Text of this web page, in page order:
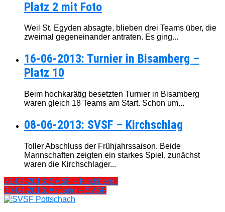
Platz 2 mit Foto
Weil St. Egyden absagte, blieben drei Teams über, die
zweimal gegeneinander antraten. Es ging...
16-06-2013: Turnier in Bisamberg –
Platz 10
Beim hochkarätig besetzten Turnier in Bisamberg
waren gleich 18 Teams am Start. Schon um...
08-06-2013: SVSF – Kirchschlag
Toller Abschluss der Frühjahrssaison. Beide
Mannschaften zeigten ein starkes Spiel, zunächst
waren die Kirchschlager...
21-04-2013: SVSF – Kirchberg I
30-04-2013: Aspang – SVSF